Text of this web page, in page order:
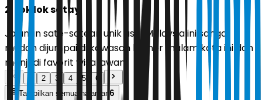
2. Lok lok satay
Jajanan sate-satean unik asal Malaysia ini sangat
mudah dijumpai di kawasan kuliner malam kota ini dan
menjadi favorit wisatawan.
2 3 4 5
6
Tampilkan semua halaman 6